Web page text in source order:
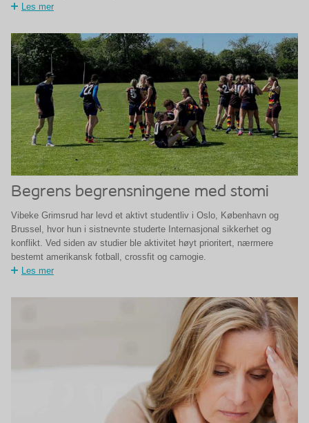
Les mer
Begrens begrensningene med stomi
Vibeke Grimsrud har levd et aktivt studentliv i Oslo, København og
Brussel, hvor hun i sistnevnte studerte Internasjonal sikkerhet og
konflikt. Ved siden av studier ble aktivitet høyt prioritert, nærmere
bestemt amerikansk fotball, crossfit og camogie.
Les mer